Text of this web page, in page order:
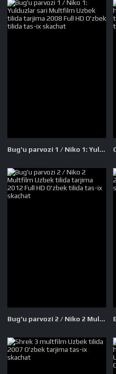
Bug'u parvozi 1 / Niko 1: Yulduzlar sari Multfilm Uzbek tilida tarjima 2008 Full HD O'zbek tilida tas-ix skachat
Bug'u parvozi 2 / Niko 2 Multfilm Uzbek tilida tarjima 2012 Full HD O'zbek tilida tas-ix skachat